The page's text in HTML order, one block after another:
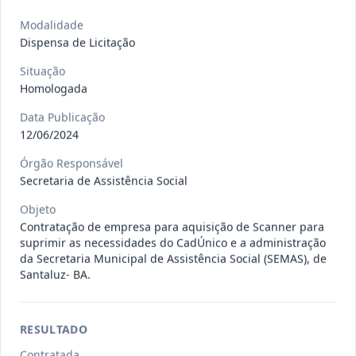
027/2026
Eletrônico
SEGURO, PARA
Data :13/07/2026
025/2026
Pregão
Eletrônico
REGISTRO DE PREÇO PARA A
CONTRATAÇÃO DE EMPRESA PARA
LOCAÇÃO...
Modalidade
Dispensa de Licitação
Situação
Homologada
Data Publicação
12/06/2024
Órgão Responsável
Secretaria de Assistência Social
Objeto
Contratação de empresa para aquisição de Scanner para
suprimir as necessidades do CadÚnico e a administração
da Secretaria Municipal de Assistência Social (SEMAS), de
Santaluz- BA.
RESULTADO